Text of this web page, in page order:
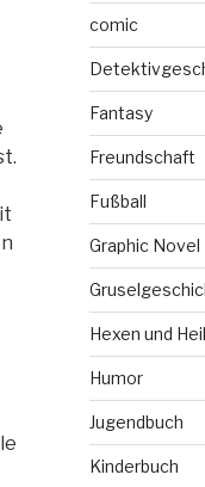
comic
Fantasy
Freundschaft
Fußball
Graphic Novel
Hexen und
Humor
Jugendbuch
Kinderbuch